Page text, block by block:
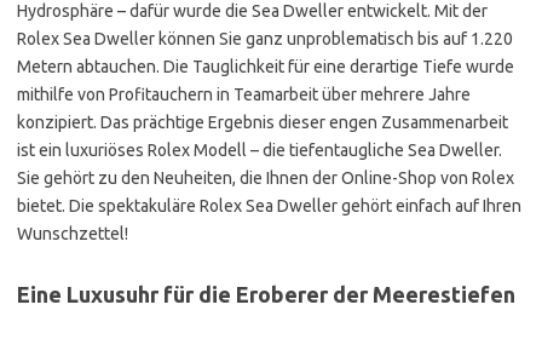
Hydrosphäre – dafür wurde die Sea Dweller entwickelt. Mit der
Rolex Sea Dweller können Sie ganz unproblematisch bis auf 1.220
Metern abtauchen. Die Tauglichkeit für eine derartige Tiefe wurde
mithilfe von Profitauchern in Teamarbeit über mehrere Jahre
konzipiert. Das prächtige Ergebnis dieser engen Zusammenarbeit
ist ein luxuriöses Rolex Modell – die tiefentaugliche Sea Dweller.
Sie gehört zu den Neuheiten, die Ihnen der Online-Shop von Rolex
bietet. Die spektakuläre Rolex Sea Dweller gehört einfach auf Ihren
Wunschzettel!
Eine Luxusuhr für die Eroberer der Meerestiefen